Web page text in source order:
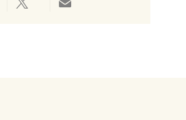
teilen
Über Twitter teilenPer E-Mail teilen